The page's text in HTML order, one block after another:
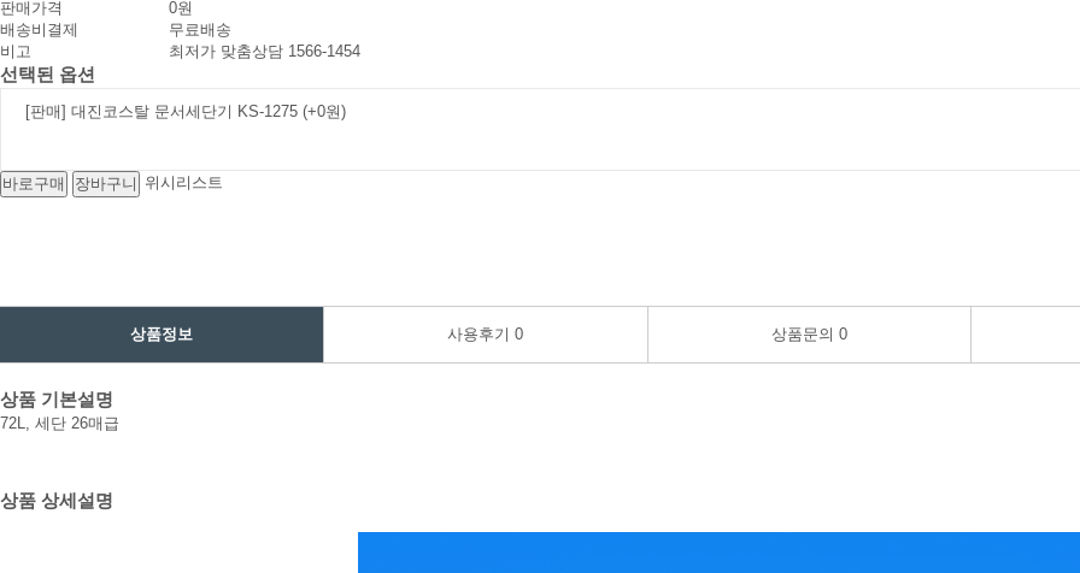
판매가격
0원
배송비결제
무료배송
비고
최저가 맞춤상담 1566-1454
선택된 옵션
[판매] 대진코스탈 문서세단기 KS-1275 (+0원)
위시리스트
상품정보 사용후기0 상품문의 0
상품 기본설명
72L, 세단 26매급
상품 상세설명